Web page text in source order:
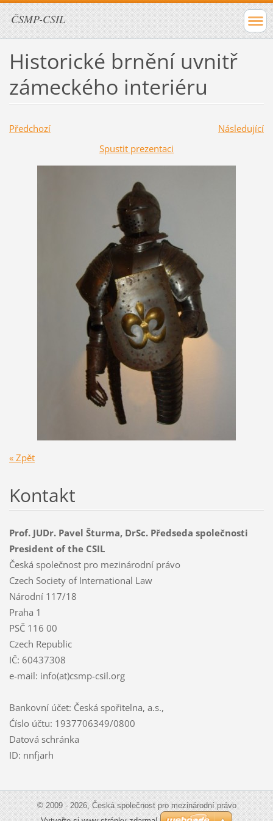
ČSMP-CSIL
Historické brnění uvnitř
zámeckého interiéru
Předchozí
Následující
Spustit prezentaci
« Zpět
Kontakt
Prof. JUDr. Pavel Šturma, DrSc. Předseda společnosti
President of the CSIL
Česká společnost pro mezinárodní právo
Czech Society of International Law
Národní 117/18
Praha 1
PSČ 116 00
Czech Republic
IČ: 60437308
e-mail: info(at)csmp-csil.org
Bankovní účet: Česká spořitelna, a.s.,
Ćíslo účtu: 1937706349/0800
Datová schránka
ID: nnfjarh
© 2009 - 2026, Česká společnost pro mezinárodní právo